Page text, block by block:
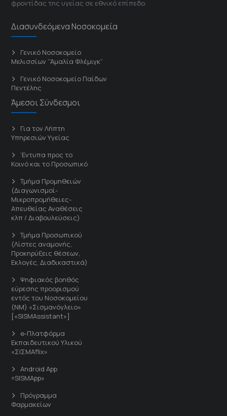
φροντίδας της υγείας σε εθνικό επίπεδο.
Διασυνδεόμενα Νοσοκομεία
Γενικό Νοσοκομείο
Μελισσίων “Άμαλία Φλέμιγκ”
Γενικό Νοσοκομείο Παίδων
Πεντέλης
Άμεσοι Σύνδεσμοι
Για τον Λήπτη
Υπηρεσιών Υγείας
'Εντυπα προς το
Κοινό και το Προσωπικό
Τμήμα Προμηθειών
(Διαγωνισμοί-
Μικροπρομήθειες-
Απευθείας Αναθέσεις
κλπ / Διαβουλεύσεις)
Τμήμα Προσωπικού
(Λίστες αναμονής,
Προκηρύξεις θέσεων,
Εκλογές, Διαδικαστικά)
Ψηφιακός βοηθός
εύρεσης προορισμού
εντός του Νοσοκομείου
(ΝΜ) «Σισμανόγλειο»
[«SISMAssistant»]
e-Πλατφόρμα
Εκπαιδευτικού Υλικού
«ΣΙΣΜΑflix»
Android App
«SISMApp»
Πρόγραμμα
Φαρμακείων